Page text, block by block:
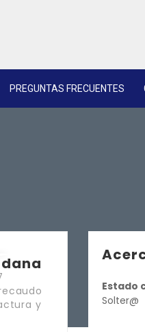
PREGUNTAS FRECUENTES
y
Estado
Solter@